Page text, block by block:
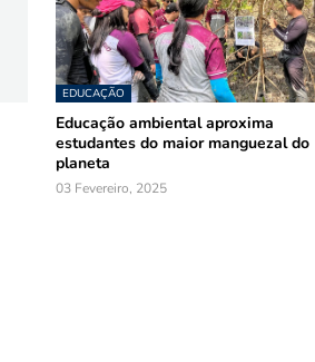
EDUCAÇÃO
Educação ambiental aproxima
estudantes do maior manguezal do
planeta
03 Fevereiro, 2025